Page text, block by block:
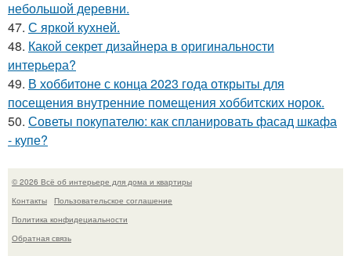
небольшой деревни.
47. С яркой кухней.
48. Какой секрет дизайнера в оригинальности
интерьера?
49. В хоббитоне с конца 2023 года открыты для
посещения внутренние помещения хоббитских норок.
50. Советы покупателю: как спланировать фасад шкафа
- купе?
© 2026 Всё об интерьере для дома и квартиры
Контакты
Пользовательское соглашение
Политика конфидециальности
Обратная связь